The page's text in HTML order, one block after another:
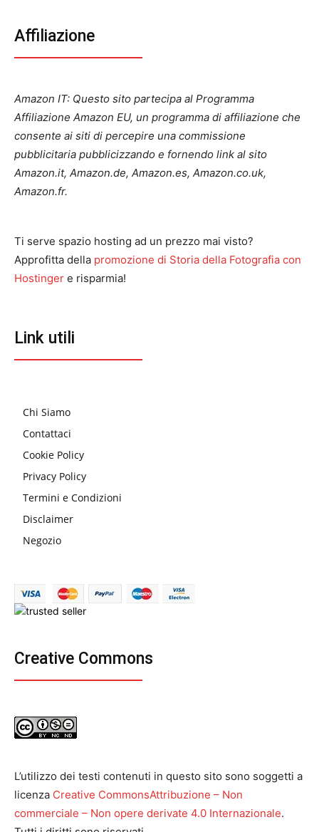
Affiliazione
Amazon IT: Questo sito partecipa al Programma
Affiliazione Amazon EU, un programma di affiliazione che
consente ai siti di percepire una commissione
pubblicitaria pubblicizzando e fornendo link al sito
Amazon.it, Amazon.de, Amazon.es, Amazon.co.uk,
Amazon.fr.
Ti serve spazio hosting ad un prezzo mai visto?
Approfitta della promozione di Storia della Fotografia con
Hostinger e risparmia!
Link utili
Chi Siamo
Contattaci
Cookie Policy
Privacy Policy
Termini e Condizioni
Disclaimer
Negozio
Creative Commons
L’utilizzo dei testi contenuti in questo sito sono soggetti a
licenza Creative CommonsAttribuzione – Non
commerciale – Non opere derivate 4.0 Internazionale.